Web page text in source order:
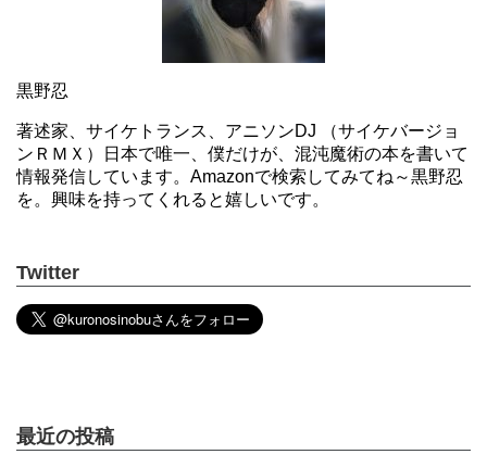
黒野忍
著述家、サイケトランス、アニソンDJ （サイケバージョ
ンＲＭＸ）日本で唯一、僕だけが、混沌魔術の本を書いて
情報発信しています。Amazonで検索してみてね～黒野忍
を。興味を持ってくれると嬉しいです。
Twitter
最近の投稿